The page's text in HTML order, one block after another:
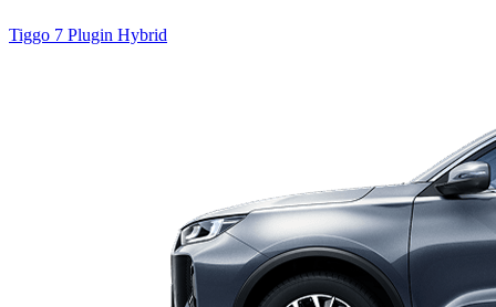
Tiggo 7 Plugin Hybrid